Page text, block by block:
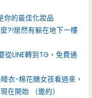
你的最佳化妝品
?!居然有躲在地下一樓
LINE轉到TG，免費通
衣-棉花糖女孩看過來，
在開始 （邀約）